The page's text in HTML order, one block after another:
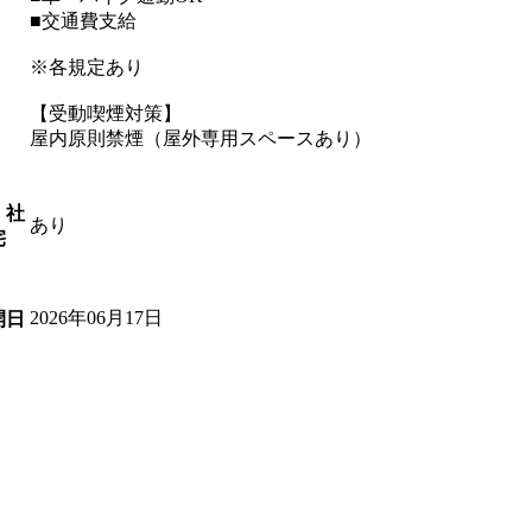
■交通費支給
※各規定あり
【受動喫煙対策】
屋内原則禁煙（屋外専用スペースあり）
社
あり
2026年06月17日